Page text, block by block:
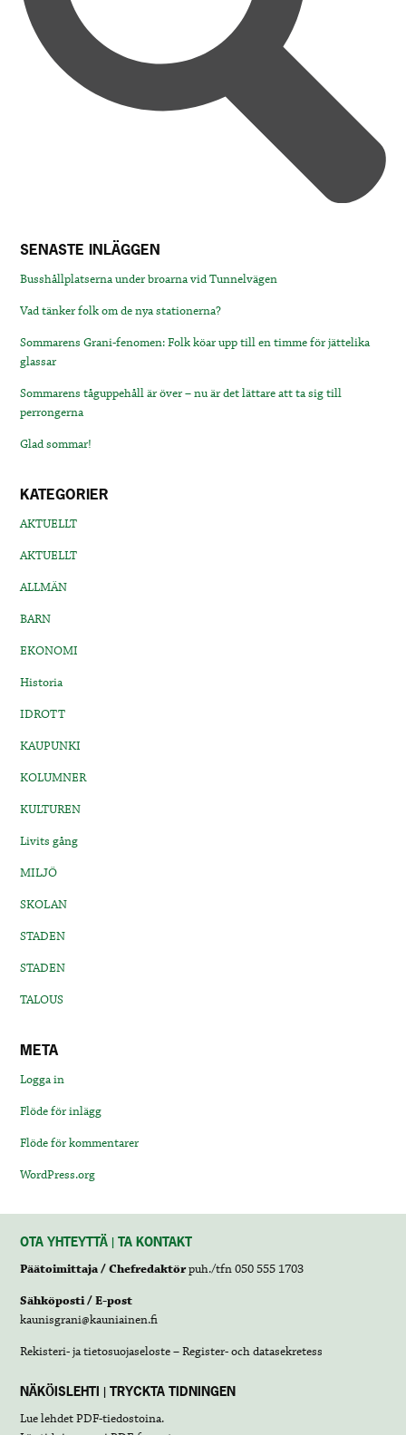
SENASTE INLÄGGEN
Busshållplatserna under broarna vid Tunnelvägen
Vad tänker folk om de nya stationerna?
Sommarens Grani-fenomen: Folk köar upp till en timme för jättelika
glassar
Sommarens tåguppehåll är över – nu är det lättare att ta sig till
perrongerna
Glad sommar!
KATEGORIER
AKTUELLT
AKTUELLT
ALLMÄN
BARN
EKONOMI
Historia
IDROTT
KAUPUNKI
KOLUMNER
KULTUREN
Livits gång
MILJÖ
SKOLAN
STADEN
STADEN
TALOUS
META
Logga in
Flöde för inlägg
Flöde för kommentarer
WordPress.org
OTA YHTEYTTÄ | TA KONTAKT
Päätoimittaja / Chefredaktörpuh./tfn 050 555 1703
Sähköposti / E-post
kaunisgrani@kauniainen.fi
Rekisteri- ja tietosuojaseloste – Register- och datasekretess
NÄKÖISLEHTI | TRYCKTA TIDNINGEN
Lue lehdetPDF-tiedostoina.